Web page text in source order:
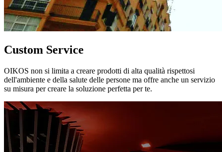
Custom Service
OIKOS non si limita a creare prodotti di alta qualità rispettosi
dell'ambiente e della salute delle persone ma offre anche un servizio
su misura per creare la soluzione perfetta per te.